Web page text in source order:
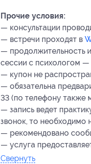
Прочие условия:
— консультации
— встречи проходят в
— продолжительность
сессии с психологом
— купон не
— обязательна
33 (по телефону также
— запись ведет
звонок, то необходимо
— рекомендовано
— услуга
Свернуть